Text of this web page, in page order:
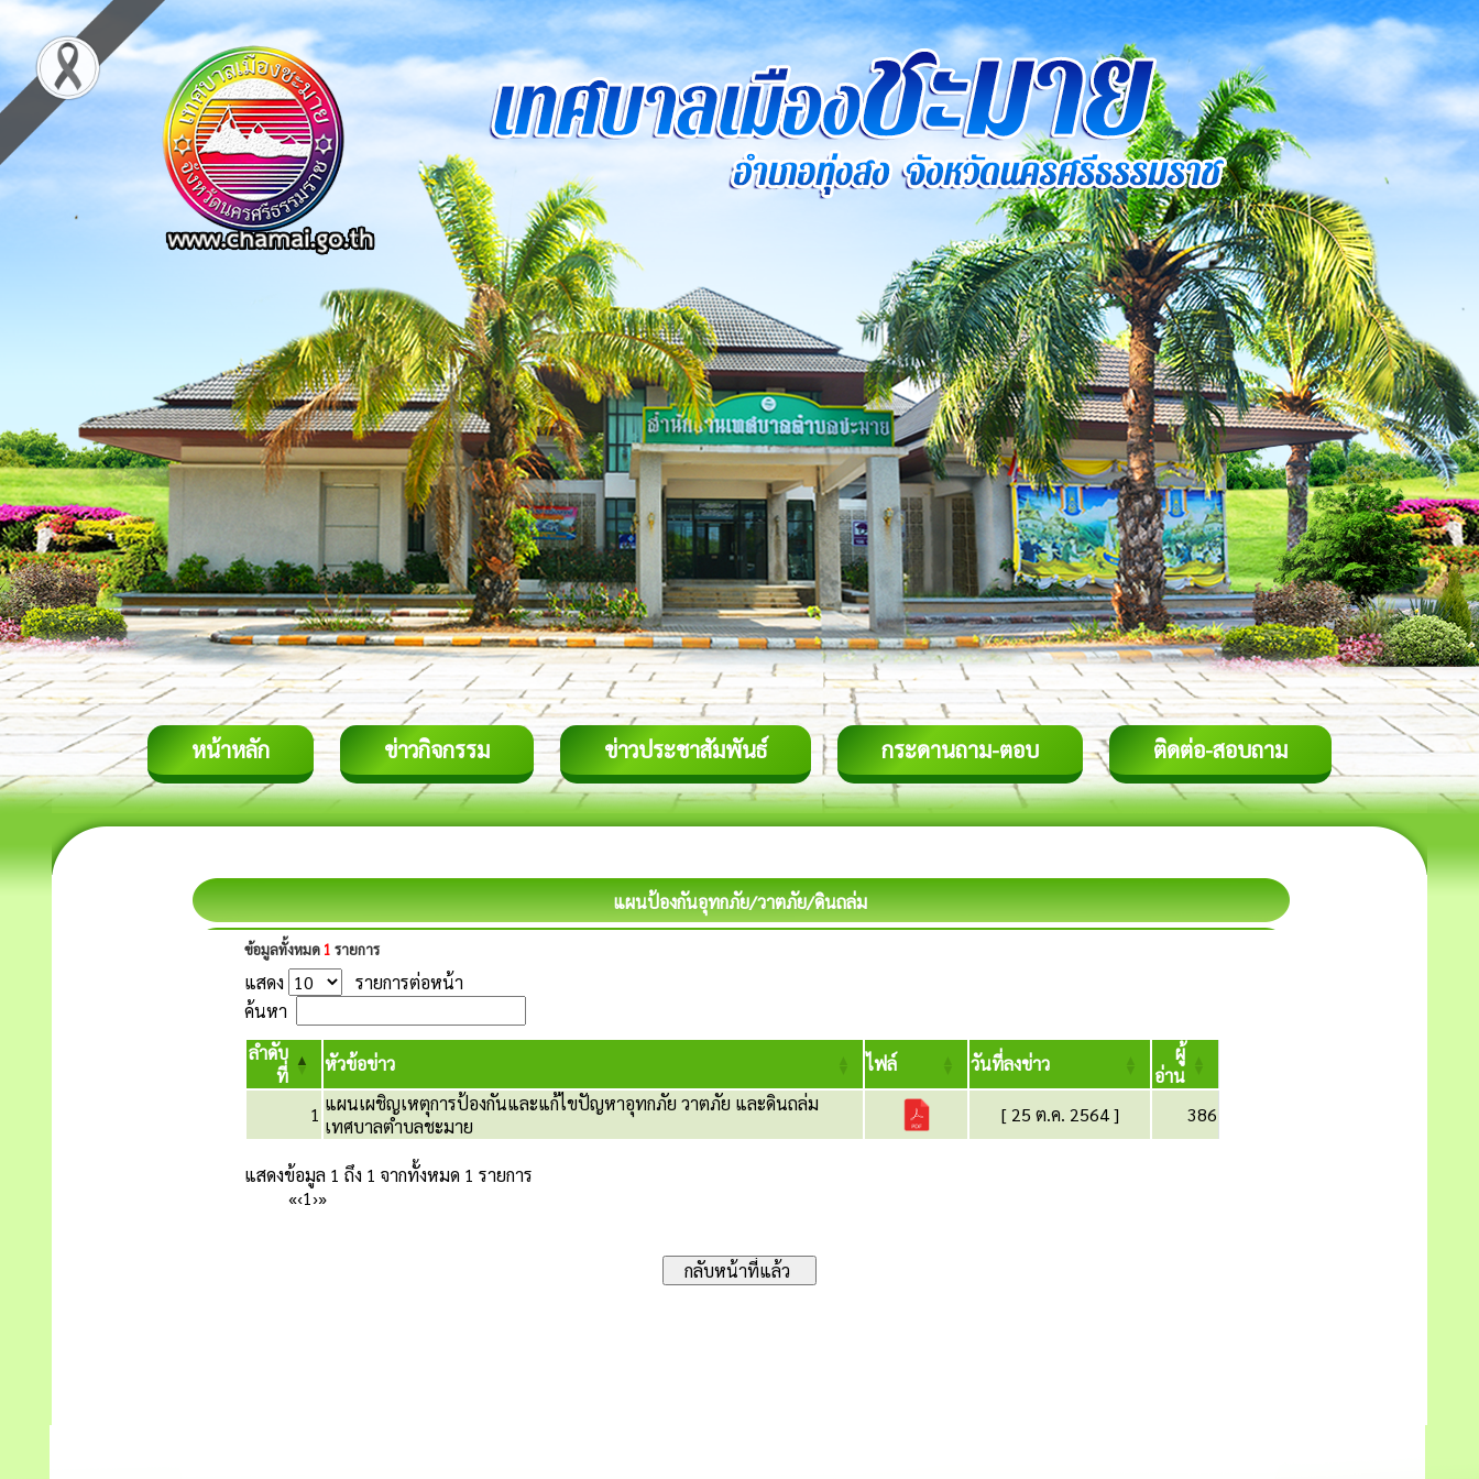
หน้าหลัก ข่าวกิจกรรม ข่าวประชาสัมพันธ์ กระดานถาม-ตอบ ติดต่อ-สอบถาม
แผนป้องกันอุทกภัย/วาตภัย/ดินถล่ม
ข้อมูลทั้งหมด 1 รายการ
แสดง
รายการต่อหน้า
ค้นหา
ลำดับ
ที่
หัวข้อข่าว ไฟล์ วันที่ลงข่าว
ผู้
อ่าน
1 แผนเผชิญเหตุการป้องกันและแก้ไขปัญหาอุทกภัย วาตภัย และดินถล่ม
เทศบาลตำบลชะมาย
[ 25 ต.ค. 2564 ] 386
แสดงข้อมูล 1 ถึง 1 จากทั้งหมด 1 รายการ
«‹1›»